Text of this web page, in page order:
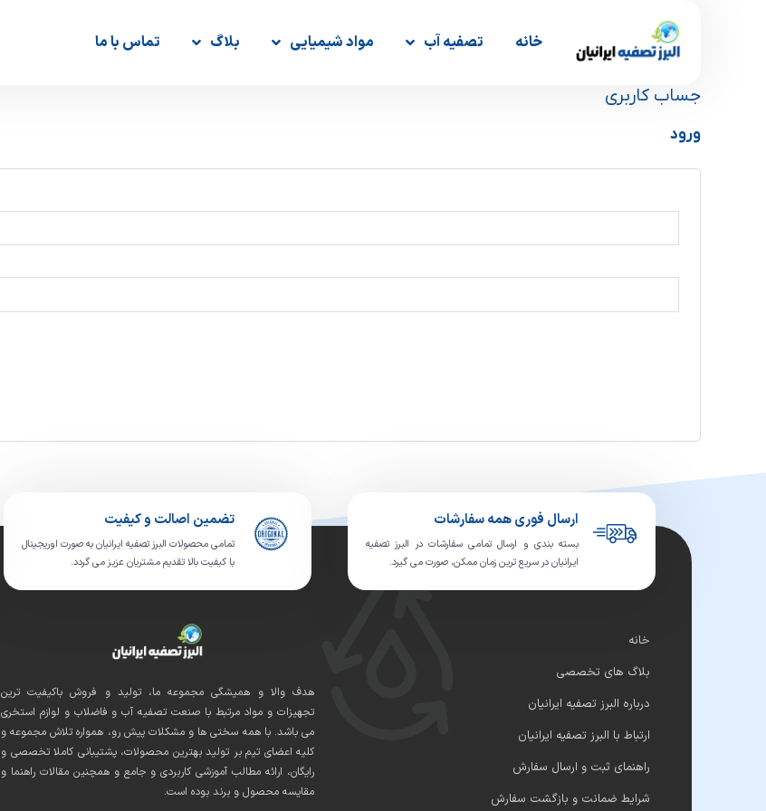
خانه تصفیه آب مواد شیمیایی بلاگ تماس با ما
جساب کاربری
ورود
ارسال فوری همه سفارشات
بسته بندی و ارسال تمامی سفارشات در البرز تصفیه
ایرانیان در سریع ترین زمان ممکن، صورت می گیرد.
تضمین اصالت و کیفیت
تمامی محصولات البرز تصفیه ایرانیان به صورت اوریجینال
با کیفیت بالا تقدیم مشتریان عزیز می گردد.
خانه
بلاگ های تخصصی
درباره البرز تصفیه ایرانیان
ارتباط با البرز تصفیه ایرانیان
راهنمای ثبت و ارسال سفارش
شرایط ضمانت و بازگشت سفارش
هدف والا و همیشگی مجموعه ما، تولید و فروش باکیفیت ترین
تجهیزات و مواد مرتبط با صنعت تصفیه آب و فاضلاب و لوازم استخری
می باشد. با همه سختی ها و مشکلات پیش رو، همواره تلاش مجموعه و
کلیه اعضای تیم بر تولید بهترین محصولات، پشتیبانی کاملا تخصصی و
رایگان، ارائه مطالب آموزشی کاربردی و جامع و همچنین مقالات راهنما و
مقایسه محصول و برند بوده است.